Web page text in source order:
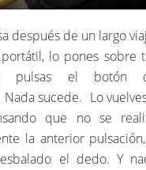
después de un largo
lo pones sobre
pulsas el botón
sucede. Lo
que no se
la anterior
el dedo. Y